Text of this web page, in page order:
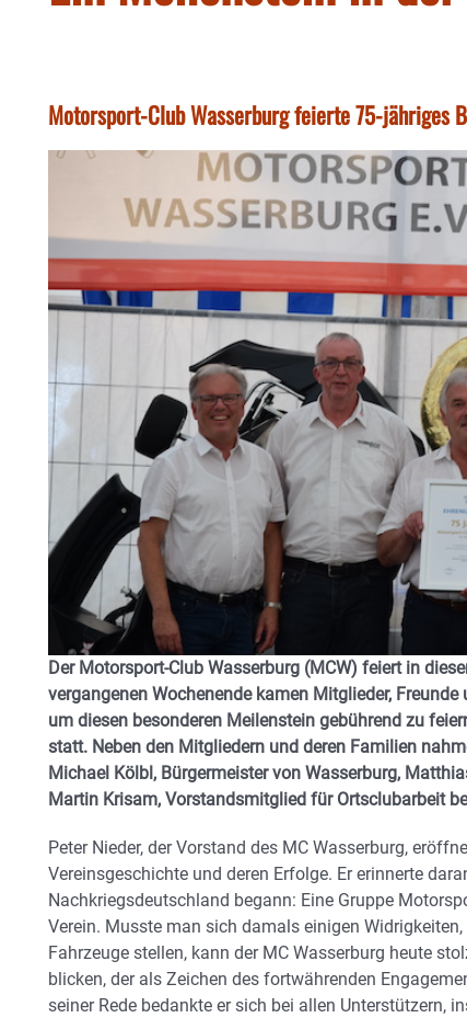
Motorsport-Club Wasserburg feierte 75-jähriges
Der Motorsport-Club Wasserburg (MCW) feiert in
vergangenen Wochenende kamen Mitglieder,
um diesen besonderen Meilenstein gebührend zu
statt. Neben den Mitgliedern und deren Familien
Michael Kölbl, Bürgermeister von Wasserburg,
Martin Krisam, Vorstandsmitglied für Ortsclubarbeit
Peter Nieder, der Vorstand des MC Wasserburg,
Vereinsgeschichte und deren Erfolge. Er erinnerte
Nachkriegsdeutschland begann: Eine Gruppe
Verein. Musste man sich damals einigen
Fahrzeuge stellen, kann der MC Wasserburg heute
blicken, der als Zeichen des fortwährenden
seiner Rede bedankte er sich bei allen Unterstützern,